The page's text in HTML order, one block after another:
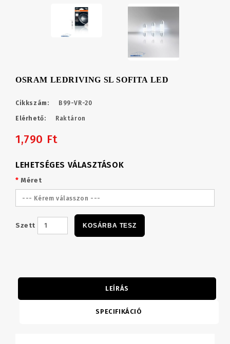
OSRAM LEDRIVING SL SOFITA LED
Cikkszám: B99-VR-20
Elérhető: Raktáron
1,790 Ft
LEHETSÉGES VÁLASZTÁSOK
Méret
--- Kérem válasszon ---
Szett KOSÁRBA TESZ
LEÍRÁS
SPECIFIKÁCIÓ